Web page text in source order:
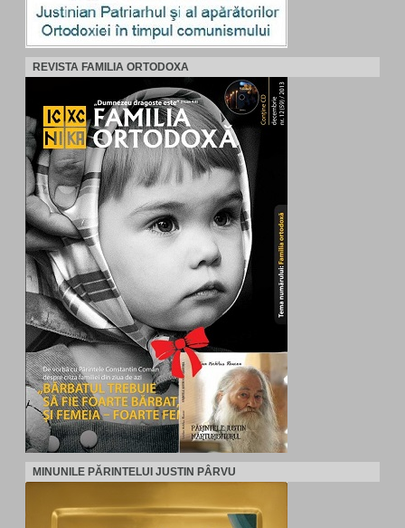
REVISTA FAMILIA ORTODOXA
MINUNILE PĂRINTELUI JUSTIN PÂRVU